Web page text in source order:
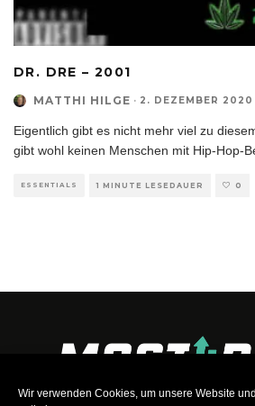
Wir verwenden Cookies, um unsere Website
DR. DRE – 2001
MATTHI HILGE · 2. DEZEMBER 2020
Eigentlich gibt es nicht mehr viel zu
gibt wohl keinen Menschen mit Hip-Hop-
ESSENTIALS 1 MINUTE LESEDAUER 0